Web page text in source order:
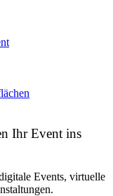
Ihr Event ins
Events, virtuelle